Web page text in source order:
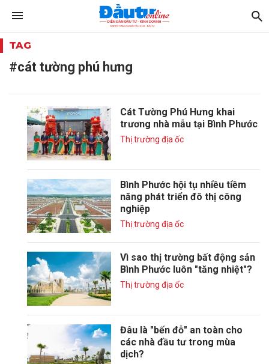
TAG
#cát tường phú hưng
Cát Tường Phú Hưng khai
trương nhà mẫu tại Bình Phước
Thị trường địa ốc
Bình Phước hội tụ nhiều tiềm
năng phát triển đô thị công
nghiệp
Thị trường địa ốc
Vì sao thị trường bất động sản
Bình Phước luôn "tăng nhiệt"?
Thị trường địa ốc
Đâu là "bến đỗ" an toàn cho
các nhà đầu tư trong mùa
dịch?